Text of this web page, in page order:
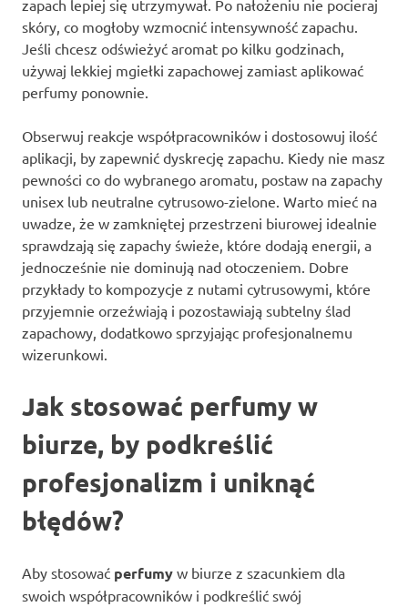
zapach lepiej się utrzymywał. Po nałożeniu nie pocieraj
skóry, co mogłoby wzmocnić intensywność zapachu.
Jeśli chcesz odświeżyć aromat po kilku godzinach,
używaj lekkiej mgiełki zapachowej zamiast aplikować
perfumy ponownie.
Obserwuj reakcje współpracowników i dostosowuj ilość
aplikacji, by zapewnić dyskrecję zapachu. Kiedy nie masz
pewności co do wybranego aromatu, postaw na zapachy
unisex lub neutralne cytrusowo-zielone. Warto mieć na
uwadze, że w zamkniętej przestrzeni biurowej idealnie
sprawdzają się zapachy świeże, które dodają energii, a
jednocześnie nie dominują nad otoczeniem. Dobre
przykłady to kompozycje z nutami cytrusowymi, które
przyjemnie orzeźwiają i pozostawiają subtelny ślad
zapachowy, dodatkowo sprzyjając profesjonalnemu
wizerunkowi.
Jak stosować perfumy w
biurze, by podkreślić
profesjonalizm i uniknąć
błędów?
Aby stosować perfumy w biurze z szacunkiem dla
swoich współpracowników i podkreślić swój